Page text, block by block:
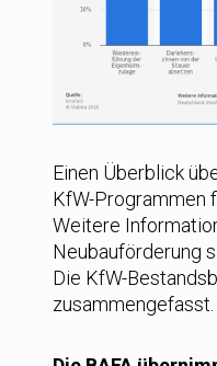
Einen Überblick
KfW-Programmen
Weitere
Neubauförderung
Die KfW-
zusammengefasst.